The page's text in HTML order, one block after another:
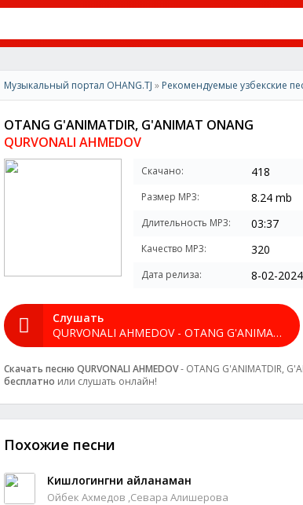
Музыкальный портал OHANG.TJ » Рекомендуемые узбекские
OTANG G'ANIMATDIR, G'ANIMAT ONANG
QURVONALI AHMEDOV
Скачано: 418
Размер MP3: 8.24 mb
Длительность MP3: 03:37
Качество MP3: 320
Дата релиза: 8-02-
Слушать
QURVONALI AHMEDOV - OTANG G'ANIMATDIR, G'ANIMAT ONANG
Скачать песню QURVONALI AHMEDOV- OTANG G'ANIMATDIR,
бесплатно или слушать онлайн!
Похожие песни
Кишлогингни айланаман
Ойбек Ахмедов ,Севара Алишерова